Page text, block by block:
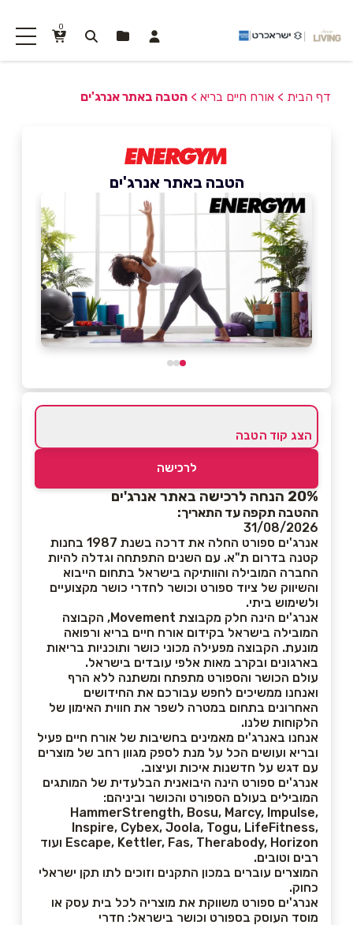
0
דף הבית > אורח חיים בריא > הטבה באתר אנרג'ים
הטבה באתר אנרג'ים
הצג קוד הטבה
לרכישה
20% הנחה לרכישה באתר אנרג'ים
ההטבה תקפה עד התאריך:
31/08/2026
אנרג'ים ספורט החלה את דרכה בשנת 1987 בחנות
קטנה בדרום ת"א. עם השנים התפתחה וגדלה להיות
החברה המובילה והוותיקה בישראל בתחום הייבוא
והשיווק של ציוד ספורט וכושר לחדרי כושר מקצועיים
ולשימוש ביתי.
אנרג'ים הינה חלק מקבוצת Movement, הקבוצה
המובילה בישראל בקידום אורח חיים בריא ורפואה
מונעת. הקבוצה מפעילה מכוני כושר ותוכניות בריאות
בארגונים ובקרב מאות אלפי עובדים בישראל.
עולם הכושר והספורט מתפתח ומשתנה ללא הרף
ואנחנו ממשיכים לחפש עבורכם את החידושים
האחרונים בתחום במטרה לשפר את חווית האימון של
הלקוחות שלנו.
אנחנו באנרג'ים מאמינים בחשיבות של אורח חיים פעיל
ובריא ועושים הכל על מנת לספק מגוון רחב של מוצרים
עם דגש על חדשנות איכות ועיצוב.
אנרג'ים ספורט הינה היבואנית הבלעדית של המותגים
המובילים בעולם הספורט והכושר וביניהם:
HammerStrength, Bosu, Marcy, Impulse,
Inspire, Cybex, Joola, Togu, LifeFitness,
Escape, Kettler, Fas, Therabody, Horizon ועוד
רבים וטובים.
המוצרים עוברים במכון התקנים וזוכים לתו תקן ישראלי
כחוק.
אנרג'ים ספורט משווקת את מוצריה לכל בית עסק או
מוסד העוסק בספורט וכושר בישראל: חדרי